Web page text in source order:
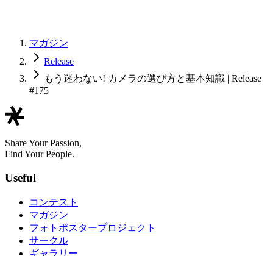
マガジン
Release
もう迷わない! カメラの選び方と基本知識 | Release
#175
Share Your Passion,
Find Your People.
Useful
コンテスト
マガジン
フォトポスタープロジェクト
サークル
ギャラリー